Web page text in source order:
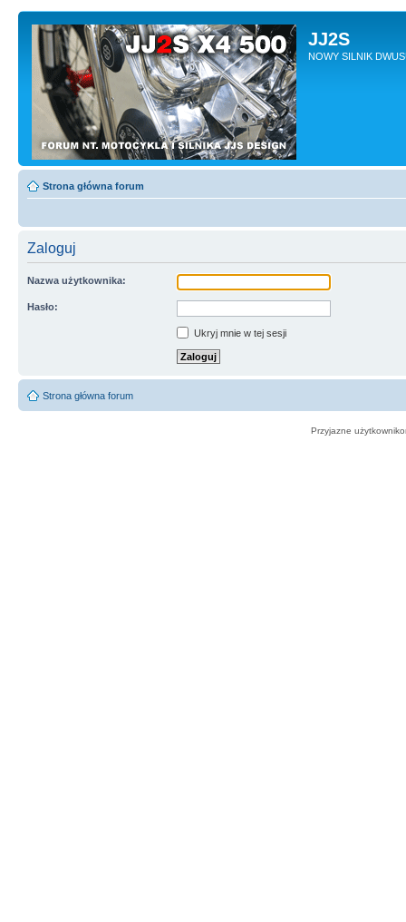
JJ2S
NOWY SILNIK
Strona główna forum
Zaloguj
Nazwa użytkownika:
Hasło:
Ukryj mnie w tej sesji
Strona główna forum
Przyjazne